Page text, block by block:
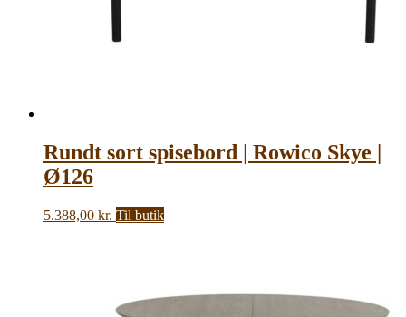
Rundt sort spisebord | Rowico Skye |
Ø126
5.388,00 kr. Til butik